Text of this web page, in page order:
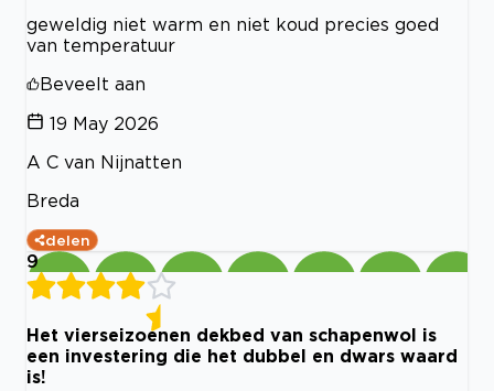
geweldig niet warm en niet koud precies goed
van temperatuur
Beveelt aan
19 May 2026
A C van Nijnatten
Breda
delen
9
Het vierseizoenen dekbed van schapenwol is
een investering die het dubbel en dwars waard
is!